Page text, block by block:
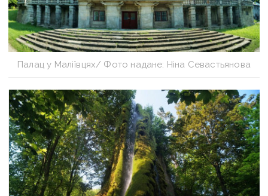
Палац у Маліївцях/ Фото надане: Ніна Севастьянова